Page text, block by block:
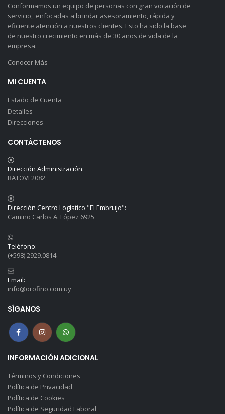
Conformamos un equipo de personas con gran vocación de
servicio, enfocadas a brindar asesoramiento, rápida y
eficiente atención a nuestros clientes. Esto ha sido la base
de nuestro crecimiento en más de 30 años de vida de la
empresa.
Conocer Más
MI CUENTA
Estado de Cuenta
Detalles
Direcciones
CONTÁCTENOS
Dirección Administración:
BATOVI 2082
Dirección Centro Logístico "El Embrujo":
Camino Carlos A. López 6925
Teléfono:
(+598) 2929.0814
Email:
info@orofino.com.uy
SÍGANOS
INFORMACIÓN ADICIONAL
Términos y Condiciones
Política de Privacidad
Política de Cookies
Política de Seguridad Laboral